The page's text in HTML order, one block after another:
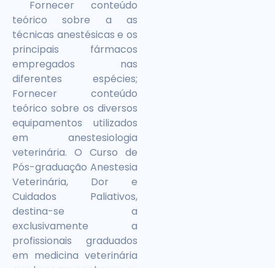
Fornecer conteúdo
teórico sobre a as
técnicas anestésicas e os
principais fármacos
empregados nas
diferentes espécies;
Fornecer conteúdo
teórico sobre os diversos
equipamentos utilizados
em anestesiologia
veterinária. O Curso de
Pós-graduação Anestesia
Veterinária, Dor e
Cuidados Paliativos,
destina-se a
exclusivamente a
profissionais graduados
em medicina veterinária